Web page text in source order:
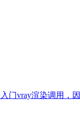
门vray渲染调用，